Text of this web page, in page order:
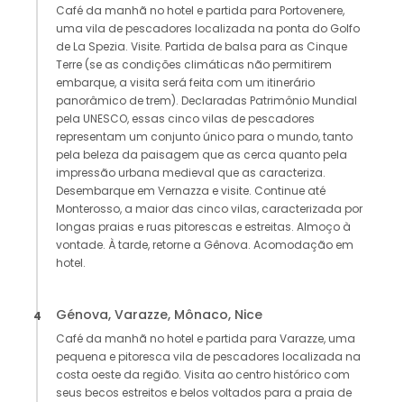
Café da manhã no hotel e partida para Portovenere,
uma vila de pescadores localizada na ponta do Golfo
de La Spezia. Visite. Partida de balsa para as Cinque
Terre (se as condições climáticas não permitirem
embarque, a visita será feita com um itinerário
panorâmico de trem). Declaradas Patrimônio Mundial
pela UNESCO, essas cinco vilas de pescadores
representam um conjunto único para o mundo, tanto
pela beleza da paisagem que as cerca quanto pela
impressão urbana medieval que as caracteriza.
Desembarque em Vernazza e visite. Continue até
Monterosso, a maior das cinco vilas, caracterizada por
longas praias e ruas pitorescas e estreitas. Almoço à
vontade. À tarde, retorne a Gênova. Acomodação em
hotel.
4 Génova, Varazze, Mônaco, Nice
Café da manhã no hotel e partida para Varazze, uma
pequena e pitoresca vila de pescadores localizada na
costa oeste da região. Visita ao centro histórico com
seus becos estreitos e belos voltados para a praia de